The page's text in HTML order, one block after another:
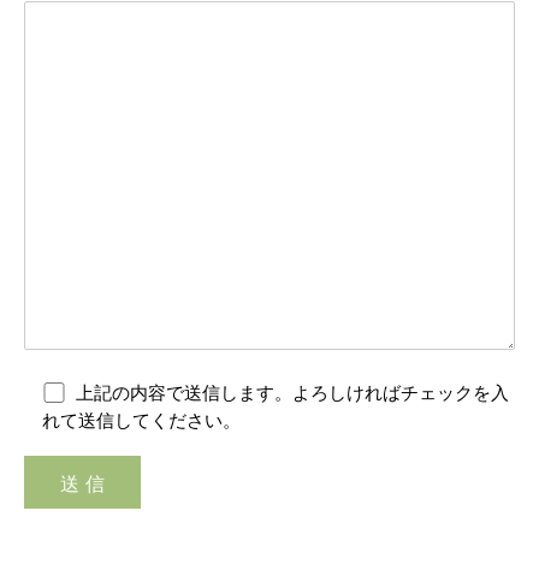
上記の内容で送信します。よろしければチェックを入
れて送信してください。